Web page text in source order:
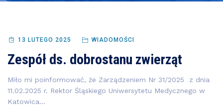
13 LUTEGO 2025 WIADOMOŚCI
Zespół ds. dobrostanu zwierząt
Miło mi poinformować, że Zarządzeniem Nr 31/2025 z dnia
11.02.2025 r. Rektor Śląskiego Uniwersytetu Medycznego w
Katowica...